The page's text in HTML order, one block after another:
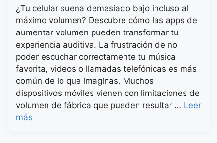
¿Tu celular suena demasiado bajo incluso al
máximo volumen? Descubre cómo las apps de
aumentar volumen pueden transformar tu
experiencia auditiva. La frustración de no
poder escuchar correctamente tu música
favorita, videos o llamadas telefónicas es más
común de lo que imaginas. Muchos
dispositivos móviles vienen con limitaciones de
volumen de fábrica que pueden resultar … Leer
más